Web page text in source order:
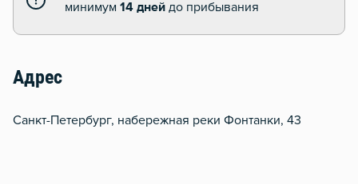
минимум 14 дней до прибывания
Адрес
Санкт-Петербург, набережная реки Фонтанки, 43